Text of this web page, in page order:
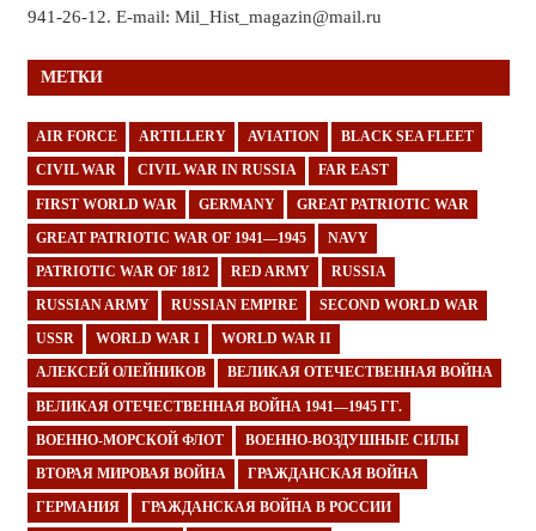
941-26-12. E-mail: Mil_Hist_magazin@mail.ru
МЕТКИ
AIR FORCE ARTILLERY AVIATION BLACK SEA FLEET
CIVIL WAR CIVIL WAR IN RUSSIA FAR EAST
FIRST WORLD WAR GERMANY GREAT PATRIOTIC WAR
GREAT PATRIOTIC WAR OF 1941—1945 NAVY
PATRIOTIC WAR OF 1812 RED ARMY RUSSIA
RUSSIAN ARMY RUSSIAN EMPIRE SECOND WORLD WAR
USSR WORLD WAR I WORLD WAR II
АЛЕКСЕЙ ОЛЕЙНИКОВ ВЕЛИКАЯ ОТЕЧЕСТВЕННАЯ ВОЙНА
ВЕЛИКАЯ ОТЕЧЕСТВЕННАЯ ВОЙНА 1941—1945 ГГ.
ВОЕННО-МОРСКОЙ ФЛОТ ВОЕННО-ВОЗДУШНЫЕ СИЛЫ
ВТОРАЯ МИРОВАЯ ВОЙНА ГРАЖДАНСКАЯ ВОЙНА
ГЕРМАНИЯ ГРАЖДАНСКАЯ ВОЙНА В РОССИИ